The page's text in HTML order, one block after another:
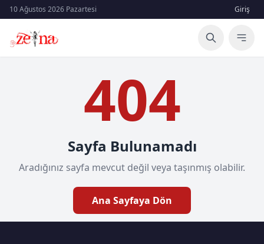
10 Ağustos 2026 Pazartesi Giriş
404
Sayfa Bulunamadı
Aradığınız sayfa mevcut değil veya taşınmış olabilir.
Ana Sayfaya Dön